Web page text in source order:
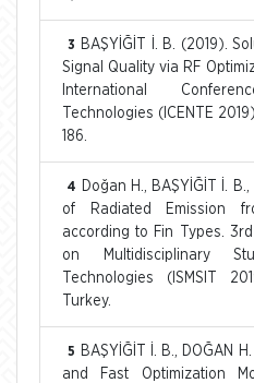
3
BAŞYİĞİT İ. B. (2019).
Signal Quality via RF
International
Technologies (ICENTE
186.
4
Doğan H., BAŞYİĞİT İ.
of Radiated Emission
according to Fin Types.
on Multidisciplinary
Technologies (ISMSIT
Turkey.
5
BAŞYİĞİT İ. B., DOĞAN
and Fast Optimization